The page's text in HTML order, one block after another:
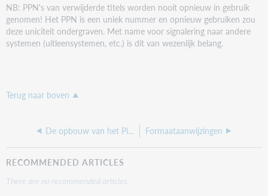
NB: PPN's van verwijderde titels worden nooit opnieuw in gebruik
genomen! Het PPN is een uniek nummer en opnieuw gebruiken zou
deze uniciteit ondergraven. Met name voor signalering naar andere
systemen (uitleensystemen, etc.) is dit van wezenlijk belang.
Terug naar boven
De opbouw van het Pica-formaat Formaataanwijzingen
RECOMMENDED ARTICLES
There are no recommended articles.